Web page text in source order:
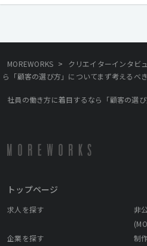
MOREWORKS > クリエイターインタビ
ら「顧客の選び方」についてまず考えるべき
社員の働き方に着目するなら「顧客の選
トップページ
求人を探す
非
企業を探す
制